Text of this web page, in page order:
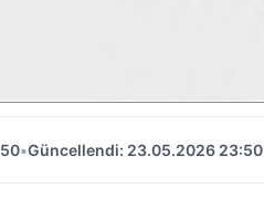
•Güncellendi: 23.05.2026 23:50